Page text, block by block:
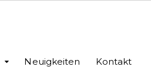
Neuigkeiten Kontakt